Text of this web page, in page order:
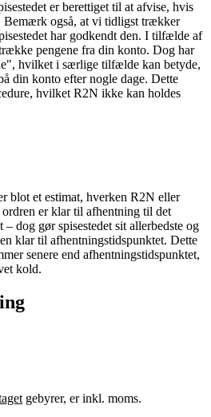
er berettiget til at afvise, hvis
også, at vi tidligst trækker
har godkendt den. I tilfælde af
pengene fra din konto. Dog har
hvilket i særlige tilfælde kan betyde,
din konto efter nogle dage. Dette
hvilket R2N ikke kan holdes
blot et estimat, hverken R2N eller
ordren er klar til afhentning til det
dog gør spisestedet sit allerbedste og
klar til afhentningstidspunktet. Dette
senere end afhentningstidspunktet,
kold.
gebyrer, er inkl. moms.